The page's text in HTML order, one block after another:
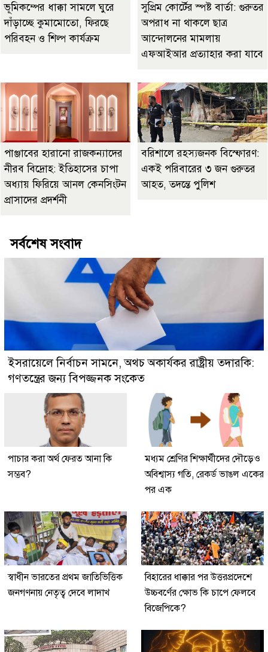
ভূমিকম্পের ধাক্কা সামলে ঘুরে
দাঁড়াচ্ছে কুমামোতো, ফিরছে
পরিবহন ও শিল্প কার্যক্রম
সুপ্রিম কোর্টের স্পষ্ট বার্তা: গুরুতর
অপরাধ না থাকলে ছাত্র
আন্দোলনের মামলায়
এফআইআর প্রত্যাহার করা যাবে
পাঞ্জাবের হারানো রাজকন্যাদের
নীরব বিদ্রোহ: ইতিহাসের চাপা
অধ্যায় ফিরিয়ে আনল কেনসিংটন
প্রাসাদের প্রদর্শনী
বরিশালে রহস্যজনক বিস্ফোরণ:
একই পরিবারের ৩ জন গুরুতর
আহত, তদন্তে পুলিশ
সর্বশেষ সংবাদ
ইসরায়েলে নির্বাচন সামনে, অথচ অকার্যকর রাষ্ট্রীয় তদারকি:
গণতন্ত্রের জন্য বিপজ্জনক সংকেত
পাচার করা অর্থ ফেরত আনা কি
সম্ভব?
মধ্যম শ্রেণির শিক্ষার্থীদের দৌড়েও
অবিশ্বাস্য গতি, রেকর্ড ভাঙল একের
পর এক
স্বাধীন ভারতের প্রথম জাতিভিত্তিক
জনগণনায় নেতৃত্ব দেবে লাদাখ
বিহারের ধাক্কার পর উত্তরপ্রদেশে
উচ্চবর্ণের ক্ষোভ কি চাপে ফেলবে
বিজেপিকে?